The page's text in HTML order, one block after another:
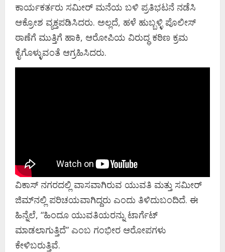
ಕಾರ್ಯಕರ್ತರು ಸಮೀರ್ ಮನೆಯ ಬಳಿ ಪ್ರತಿಭಟನೆ ನಡೆಸಿ
ಆಕ್ರೋಶ ವ್ಯಕ್ತಪಡಿಸಿದರು. ಅಲ್ಲದೆ, ಹಳೆ ಹುಬ್ಬಳ್ಳಿ ಪೊಲೀಸ್
ಠಾಣೆಗೆ ಮುತ್ತಿಗೆ ಹಾಕಿ, ಆರೋಪಿಯ ವಿರುದ್ಧ ಕಠಿಣ ಕ್ರಮ
ಕೈಗೊಳ್ಳುವಂತೆ ಆಗ್ರಹಿಸಿದರು.
ವಿಕಾಸ್ ನಗರದಲ್ಲಿ ವಾಸವಾಗಿರುವ ಯುವತಿ ಮತ್ತು ಸಮೀರ್
ಜಿಮ್‌ನಲ್ಲಿ ಪರಿಚಯವಾಗಿದ್ದರು ಎಂದು ತಿಳಿದುಬಂದಿದೆ. ಈ
ಹಿನ್ನೆಲೆ, “ಹಿಂದೂ ಯುವತಿಯರನ್ನು ಟಾರ್ಗೆಟ್
ಮಾಡಲಾಗುತ್ತಿದೆ” ಎಂಬ ಗಂಭೀರ ಆರೋಪಗಳು
ಕೇಳಿಬರುತ್ತಿವೆ.